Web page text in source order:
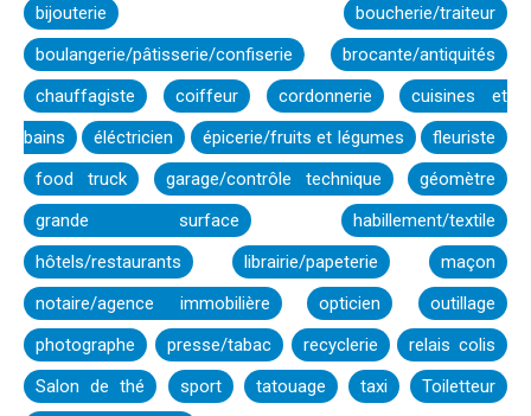
bijouterie
boucherie/traiteur
boulangerie/pâtisserie/confiserie
brocante/antiquités
chauffagiste
coiffeur cordonnerie
cuisines et
bains
éléctricien épicerie/fruits et légumes
fleuriste
food truck
garage/contrôle technique
géomètre
grande surface
habillement/textile
hôtels/restaurants
librairie/papeterie
maçon
notaire/agence immobilière
opticien
outillage
photographe
presse/tabac recyclerie
relais colis
Salon de thé
sport tatouage taxi
Toiletteur